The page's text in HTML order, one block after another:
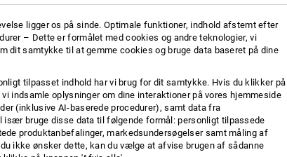
ligger os på sinde. Optimale funktioner, indhold afstemt efter
– Dette er formålet med cookies og andre teknologier, vi
dit samtykke til at gemme cookies og bruge data baseret på dine
tilpasset indhold har vi brug for dit samtykke. Hvis du klikker på
indsamle oplysninger om dine interaktioner på vores hjemmeside
(inklusive AI-baserede procedurer), samt data fra
især bruge disse data til følgende formål: personligt tilpassede
produktanbefalinger, markedsundersøgelser samt måling af
ikke ønsker dette, kan du vælge at afvise brugen af sådanne